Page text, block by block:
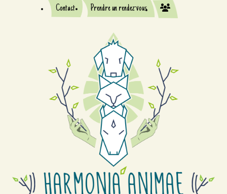
Contact Prendre un rendez-vous